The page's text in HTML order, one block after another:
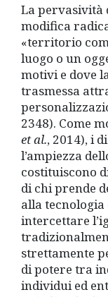
La pervasività
modifica
«territorio
luogo o un
motivi e dove
trasmessa
2348). Come
et al., 2014), i
l’ampiezza
costituiscono
di chi prende
alla tecnologia
intercettare
strettamente
di potere tra
individui ed